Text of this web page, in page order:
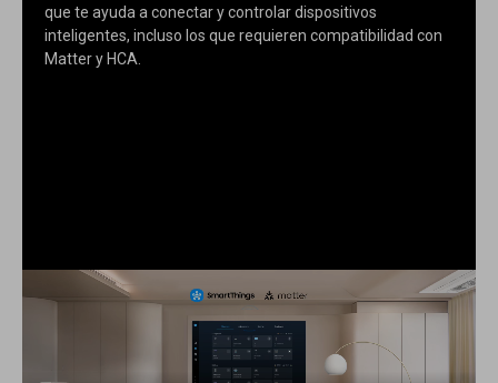
que te ayuda a conectar y controlar dispositivos
inteligentes, incluso los que requieren compatibilidad con
Matter y HCA.